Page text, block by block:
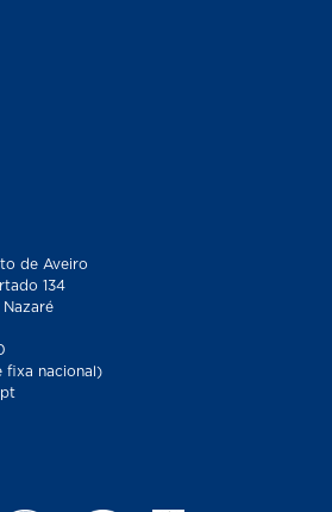
de Aveiro
134
fixa nacional)